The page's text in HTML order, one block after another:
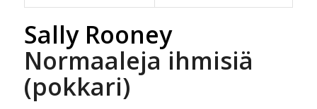
Sally Rooney
Normaaleja ihmisiä
(pokkari)